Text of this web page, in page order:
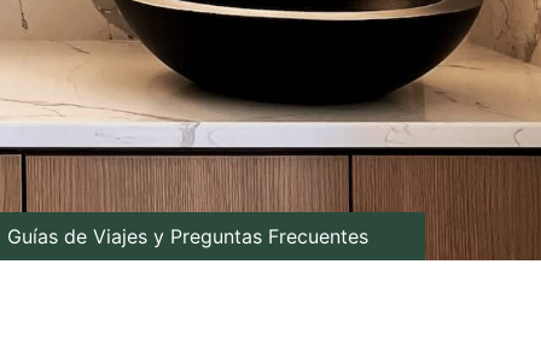
Guías de Viajes y Preguntas Frecuentes